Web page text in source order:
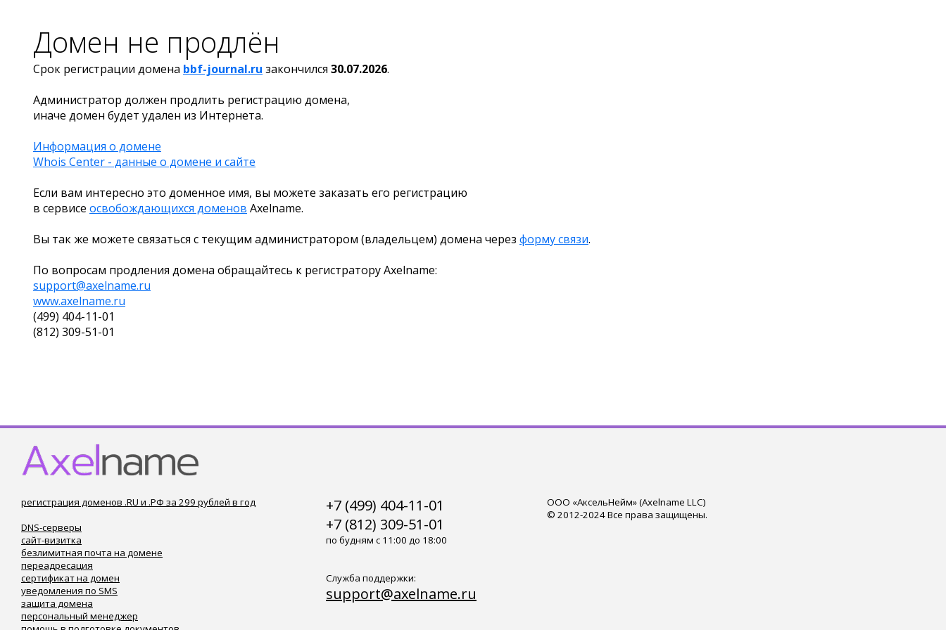
Домен не продлён
Срок регистрации домена bbf-journal.ru закончился 30.07.2026.
Администратор должен продлить регистрацию домена,
иначе домен будет удален из Интернета.
Информация о домене
Whois Center - данные о домене и сайте
Если вам интересно это доменное имя, вы можете заказать его регистрацию
в сервисе освобождающихся доменов Axelname.
Вы так же можете связаться с текущим администратором (владельцем) домена через форму связи.
По вопросам продления домена обращайтесь к регистратору Axelname:
support@axelname.ru
www.axelname.ru
(499) 404-11-01
(812) 309-51-01
регистрация доменов .RU и .РФ за 299 рублей в год
DNS-серверы
сайт-визитка
безлимитная почта на домене
переадресация
сертификат на домен
уведомления по SMS
защита домена
персональный менеджер
+7 (499) 404-11-01
+7 (812) 309-51-01
по будням с 11:00 до 18:00
Служба поддержки:
support@axelname.ru
ООО «АксельНейм» (Axelname LLC)
© 2012-2024 Все права защищены.